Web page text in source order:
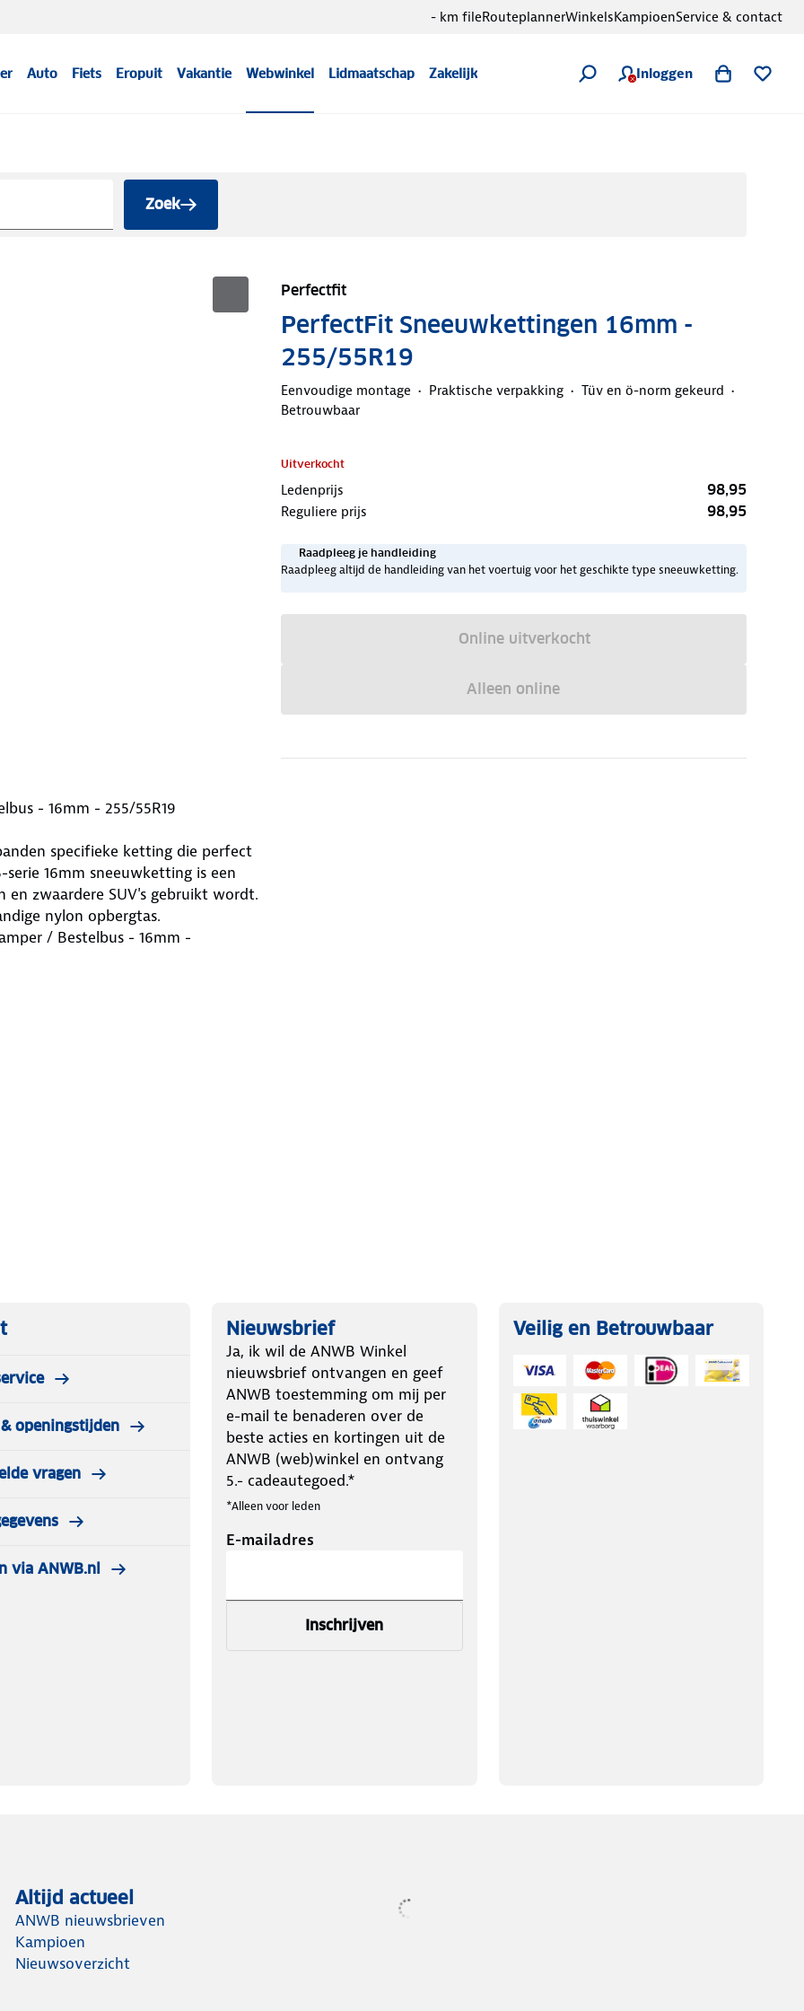
Auto Fiets Eropuit Vakantie Webwinkel Lidmaatschap Zakelijk Inloggen
- km fileRouteplannerWinkelsKampioenService & contact
Zoek
Perfectfit
PerfectFit Sneeuwkettingen 16mm -
255/55R19
Eenvoudige montage Praktische verpakking
Tüv en ö-norm gekeurd
Betrouwbaar
Uitverkocht
Ledenprijs 98,95
Reguliere prijs 98,95
Raadpleeg je handleiding
Raadpleeg altijd de handleiding van het voertuig voor het geschikte type sneeuwketting.
Online uitverkocht
Alleen online
- 16mm - 255/55R19
specifieke ketting die perfect
16mm sneeuwketting is een
en zwaardere SUV's gebruikt wordt.
nylon opbergtas.
/ Bestelbus - 16mm -
Fit KB-serie set sneeuwkettingen
bestemming bereikt. De
Deze sneeuwkettingen zijn
meters even opnieuw moet
/ Camper / Bestelbus - 16mm -
om de wielen van jouw
eerste kunt pakken wanneer je ze
om met je knieën op te zitten,
/ 4X4 / Camper / Bestelbus -
openingstijden
vragen
via ANWB.nl
Nieuwsbrief
Ja, ik wil de ANWB Winkel
nieuwsbrief ontvangen en geef
ANWB toestemming om mij per
e-mail te benaderen over de
beste acties en kortingen uit de
ANWB (web)winkel en ontvang
5.- cadeautegoed.*
*Alleen voor leden
E-mailadres
Inschrijven
Veilig en Betrouwbaar
Altijd actueel
ANWB nieuwsbrieven
Kampioen
Nieuwsoverzicht